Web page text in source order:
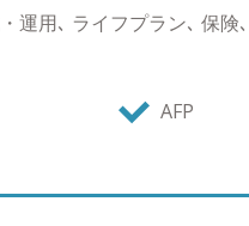
性が築けたときが、私が
無いIFAという立場だから
運用､ ライフプラン､ 保険
AFP